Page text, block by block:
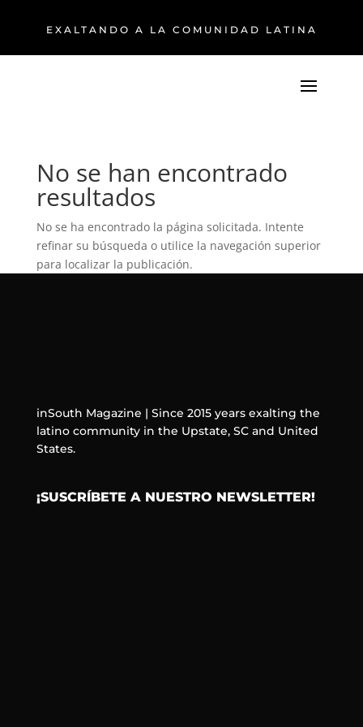
EXALTANDO A LA COMUNIDAD LATINA
No se han encontrado
resultados
No se ha encontrado la página solicitada. Intente
refinar su búsqueda o utilice la navegación superior
para localizar la publicación.
inSouth Magazine | Since 2015 years exalting the
latino community in the Upstate, SC and United
States.
¡SUSCRÍBETE A NUESTRO NEWSLETTER!